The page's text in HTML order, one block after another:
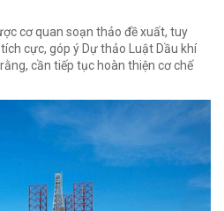
cơ quan soạn thảo đề xuất, tuy
cực, góp ý Dự thảo Luật Dầu khí
cần tiếp tục hoàn thiện cơ chế